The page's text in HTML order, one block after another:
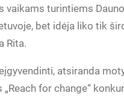
vaikams turintiems
bet idėja liko tik
Rita.
atsiranda
for change“